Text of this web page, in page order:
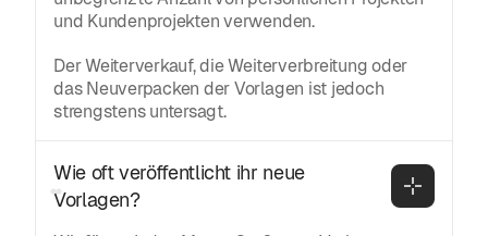
und Kundenprojekten verwenden.
Der Weiterverkauf, die Weiterverbreitung oder
das Neuverpacken der Vorlagen ist jedoch
strengstens untersagt.
Wie oft veröffentlicht ihr neue
Vorlagen?